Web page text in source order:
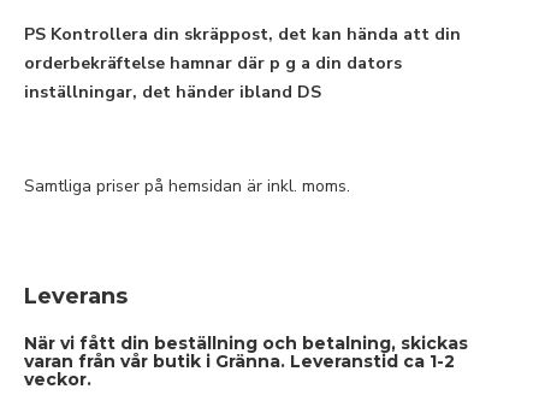
PS Kontrollera din skräppost, det kan hända att din
orderbekräftelse hamnar där p g a din dators
inställningar, det händer ibland DS
Samtliga priser på hemsidan är inkl. moms.
Leverans
När vi fått din beställning och betalning, skickas
varan från vår butik i Gränna. Leveranstid ca 1-2
veckor.